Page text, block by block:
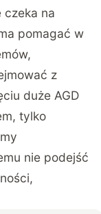
na
pomagać w
z
duże AGD
tylko
nie podejść